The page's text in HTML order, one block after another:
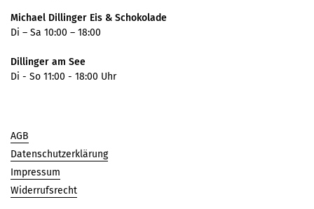
Michael Dillinger Eis & Schokolade
Di – Sa 10:00 – 18:00
Dillinger am See
Di - So 11:00 - 18:00 Uhr
AGB
Datenschutzerklärung
Impressum
Widerrufsrecht